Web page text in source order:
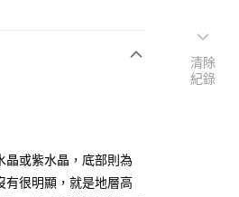
晶或紫水晶，底部則為
有很明顯，就是地層高
清除
紀錄